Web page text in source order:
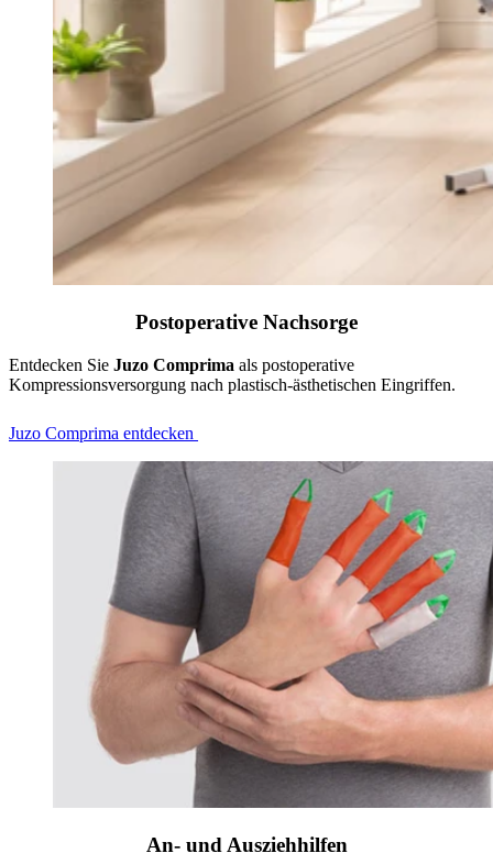
Postoperative Nachsorge
Entdecken Sie Juzo Comprima als postoperative
Kompressionsversorgung nach plastisch-ästhetischen Eingriffen.
Juzo Comprima entdecken
An- und Ausziehhilfen